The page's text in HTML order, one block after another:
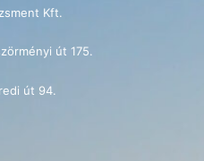
Kft.
út 175.
út 94.